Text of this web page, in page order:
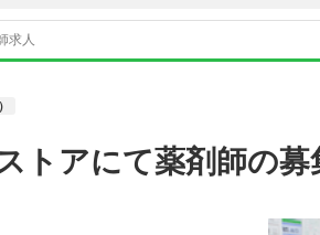
求人
トアにて薬剤師の募